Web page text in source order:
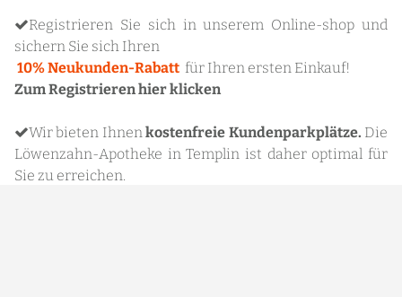
Registrieren Sie sich in unserem Online-shop und
sichern Sie sich Ihren
10% Neukunden-Rabatt für Ihren ersten Einkauf!
Zum Registrierenhier klicken
Wir bieten Ihnenkostenfreie Kundenparkplätze. Die
Löwenzahn-Apotheke in Templin ist daher optimal für
Sie zu erreichen.